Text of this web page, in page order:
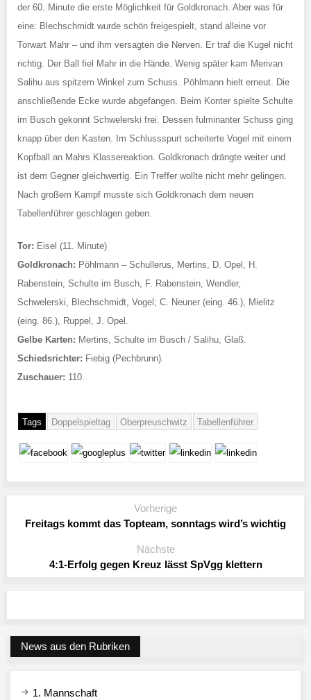
der 60. Minute die erste Möglichkeit für Goldkronach. Aber was für
eine: Blechschmidt wurde schön freigespielt, stand alleine vor
Torwart Mahr – und ihm versagten die Nerven. Er traf die Kugel nicht
richtig. Der Ball fiel Mahr in die Hände. Wenig später kam Merivan
Salihu aus spitzem Winkel zum Schuss. Pöhlmann hielt erneut. Die
anschließende Ecke wurde abgefangen. Beim Konter spielte Schulte
im Busch gekonnt Schwelerski frei. Dessen fulminanter Schuss ging
knapp über den Kasten. Im Schlussspurt scheiterte Vogel mit einem
Kopfball an Mahrs Klassereaktion. Goldkronach drängte weiter und
ist dem Gegner gleichwertig. Ein Treffer wollte nicht mehr gelingen.
Nach großem Kampf musste sich Goldkronach dem neuen
Tabellenführer geschlagen geben.
Tor: Eisel (11. Minute)
Goldkronach: Pöhlmann – Schullerus, Mertins, D. Opel, H.
Rabenstein, Schulte im Busch, F. Rabenstein, Wendler,
Schwelerski, Blechschmidt, Vogel; C. Neuner (eing. 46.), Mielitz
(eing. 86.), Ruppel, J. Opel.
Gelbe Karten: Mertins, Schulte im Busch / Salihu, Glaß.
Schiedsrichter: Fiebig (Pechbrunn).
Zuschauer: 110.
Tags Doppelspieltag Oberpreuschwitz Tabellenführer
Vorherige
Freitags kommt das Topteam, sonntags wird’s wichtig
Nächste
4:1-Erfolg gegen Kreuz lässt SpVgg klettern
News aus den Rubriken
1. Mannschaft